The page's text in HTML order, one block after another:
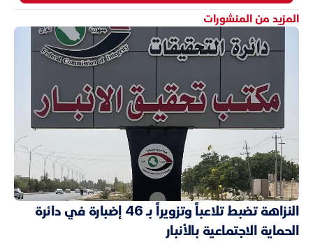
المزيد من المنشورات
النزاهة تضبط تلاعباً وتزويراً بـ 46 إضبارة في دائرة
الحماية الاجتماعية بالأنبار